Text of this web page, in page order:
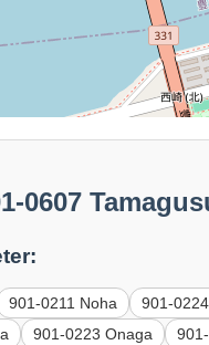
0607
901-0211 Noha 901-
901-0223 Onaga